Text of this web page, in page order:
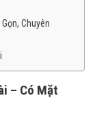
Chuyên
– Có Mặt